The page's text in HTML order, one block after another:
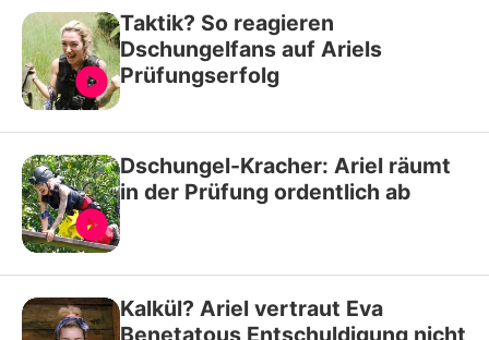
Taktik? So reagieren
Dschungelfans auf Ariels
Prüfungserfolg
Dschungel-Kracher: Ariel räumt
in der Prüfung ordentlich ab
Kalkül? Ariel vertraut Eva
Benetatous Entschuldigung nicht